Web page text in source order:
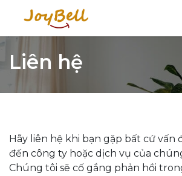
Liên hệ
Hãy liên hệ khi bạn gặp bất cứ vấn
đến công ty hoặc dịch vụ của
Chúng tôi sẽ cố gắng phản hồi